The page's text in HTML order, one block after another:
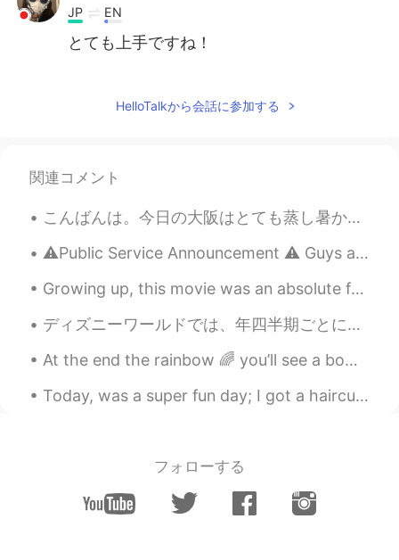
JP EN
とても上手ですね！
EN
that I know of pronounces "Hellotalk"
「ヘロートーク」 I think loan words in
katakana is hard to say for English native
speakers.
Erin 2020.10.20 10:41
EN JP
@Kazu okay, thanks for your advice! 😁
Erin 2020.10.20 10:40
@Chase ありがとう、さくさん！😊 I did
JP ENID
HelloTalkから会話に参加する
関連コメント
こんばんは。今日の大阪はとても蒸し暑かったです。皆さん、お元気ですか？私は仕事の休憩中に日本語を勉強しました。書いた日本語はあっていますか？厳しく訂正してください。ちなみに、今日の晩御飯はお寿司...
⚠️Public Service Announcement ⚠️ Guys and Girls... Please be careful when posting “About me” qu...
Growing up, this movie was an absolute favorite and I still love it. This movie is so funny and n...
ディズニーワールドでは、年四半期ごとに従業員に授賞式を行っています。今月、私は偉大なキャストとして金賞を受賞しました!私は多くのコインを持っています!私はゲストのために魔法を作ることを楽しんでい...
At the end the rainbow 🌈 you’ll see a bowl of sunshine ☀️🌞 her name is Wynter 😍✨🤩❄️.. My baby is ...
Today, was a super fun day; I got a haircut, went shopping, ate sushi got dinner, and went to a g...
フォローする